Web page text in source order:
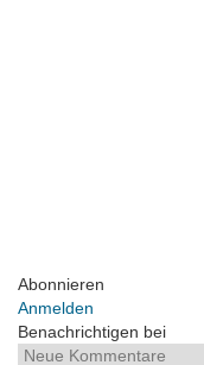
Abonnieren
Anmelden
Benachrichtigen bei